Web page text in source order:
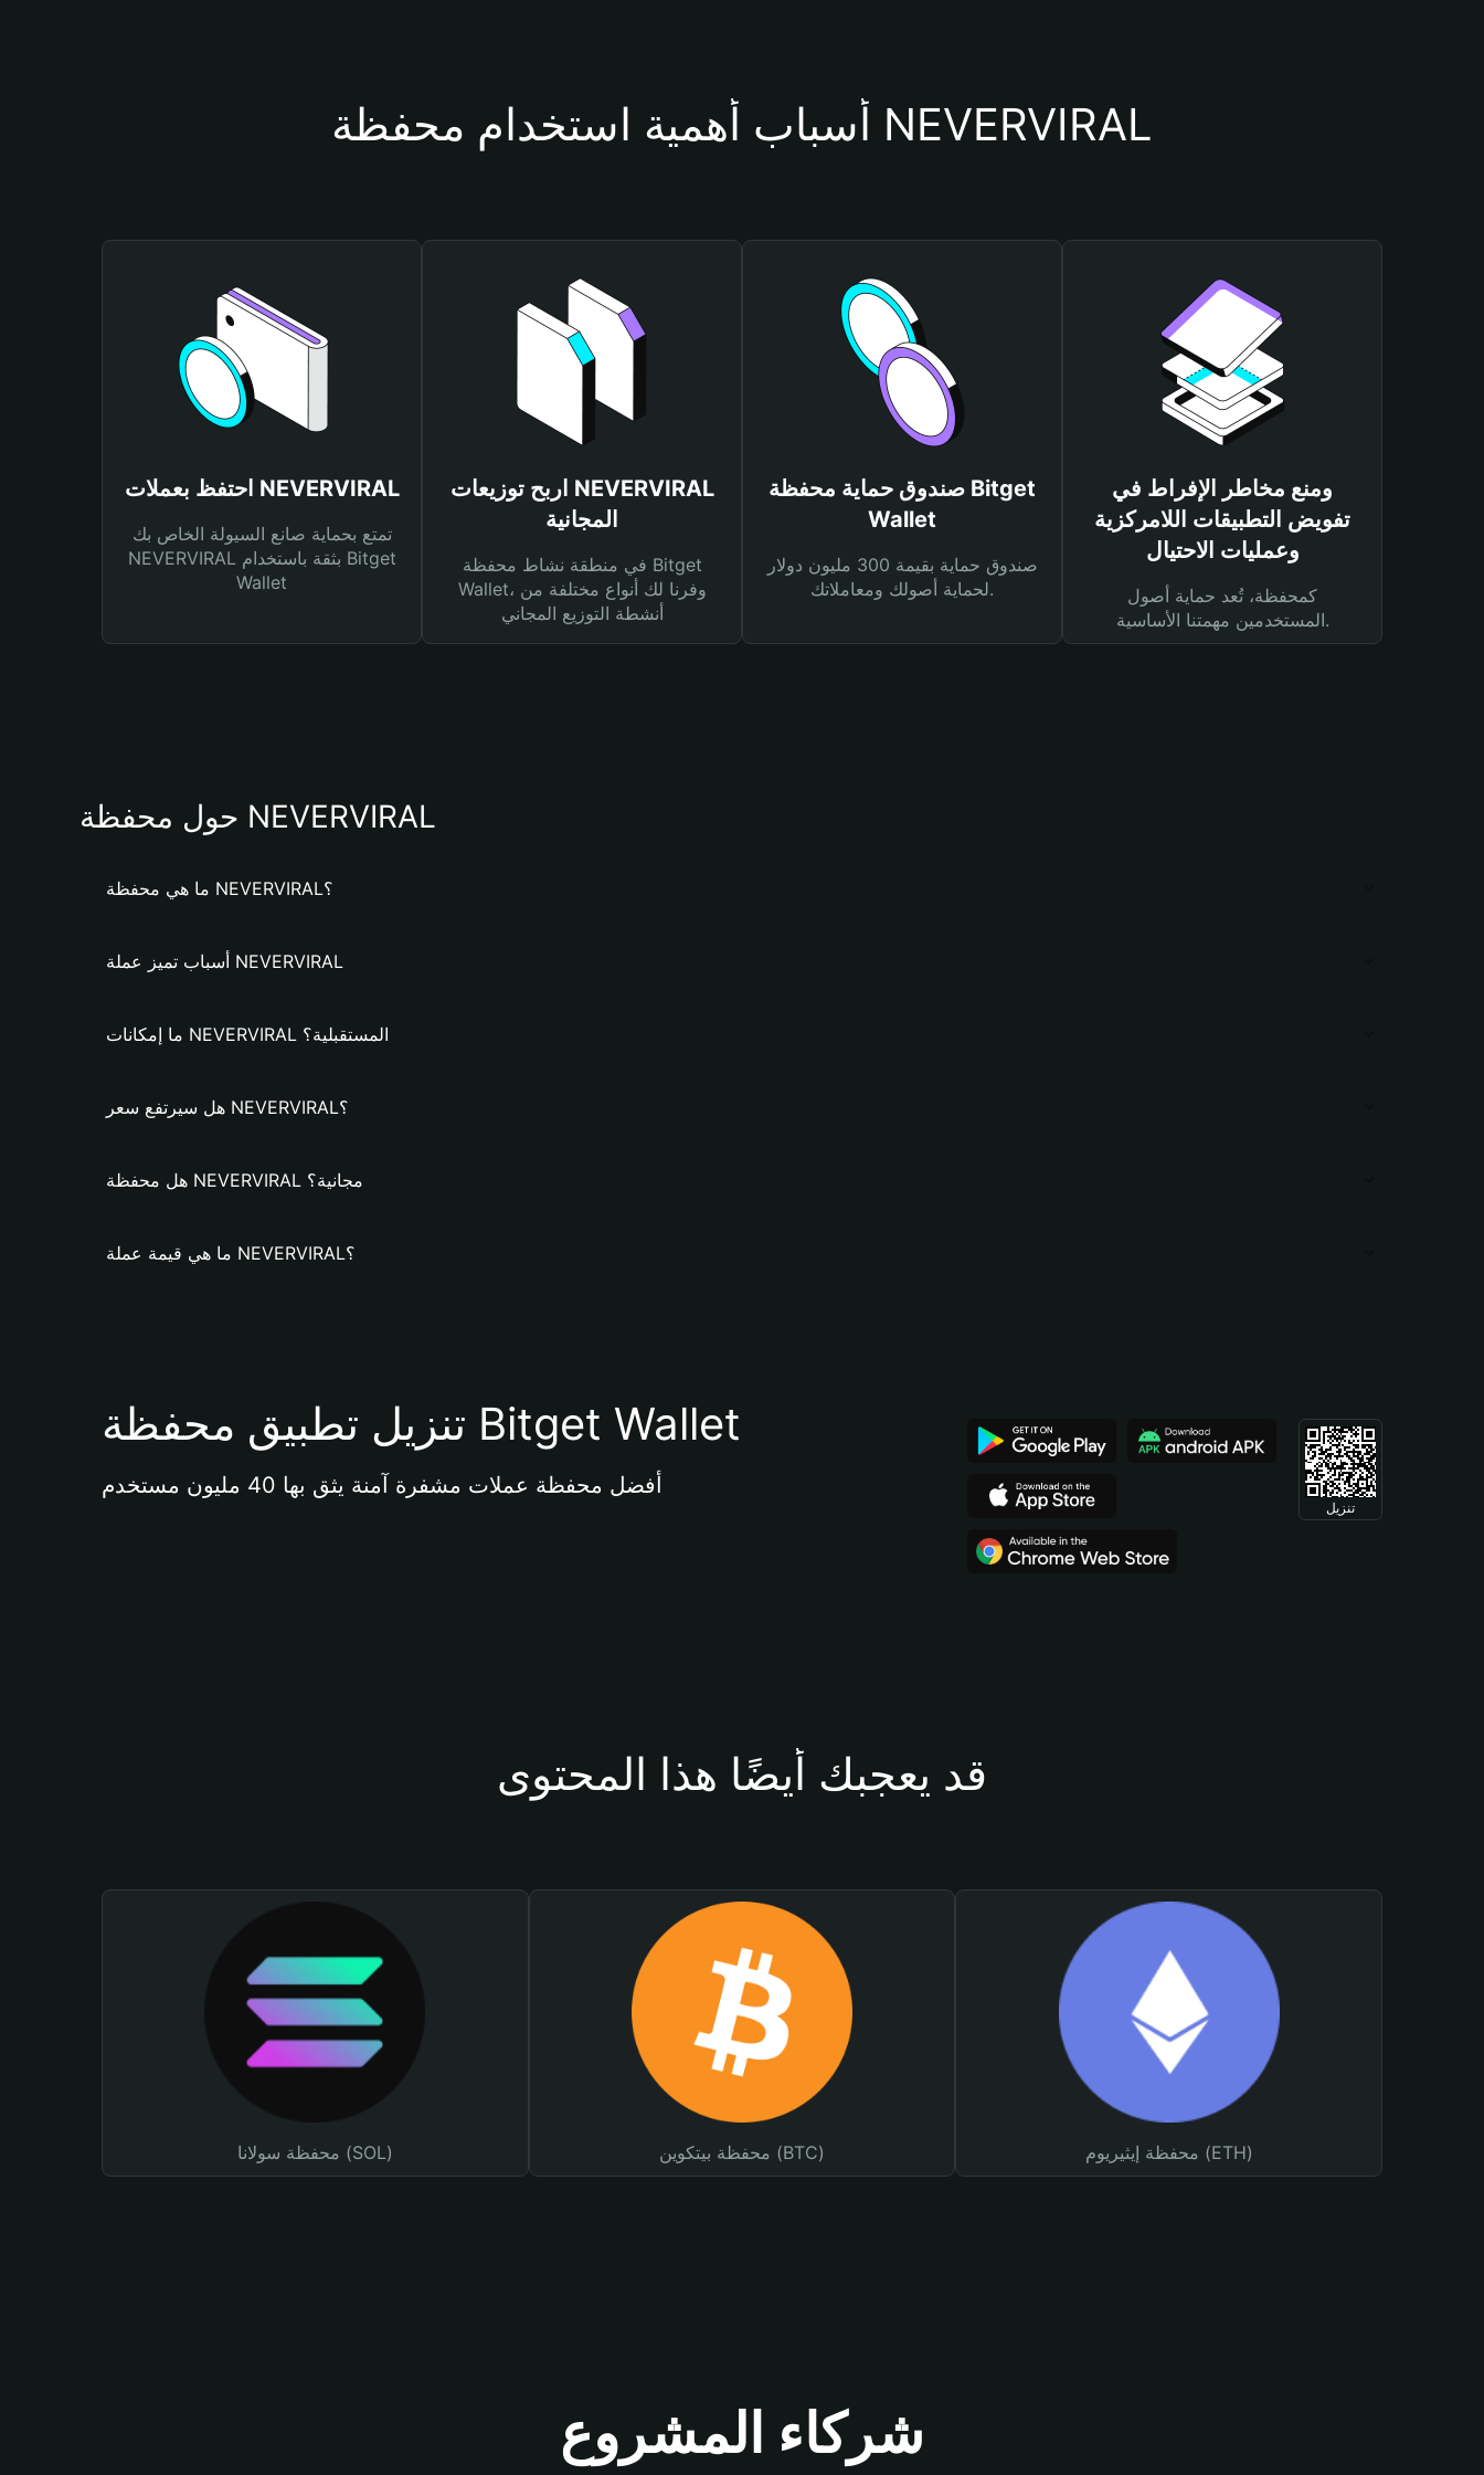
أسباب أهمية استخدام محفظة NEVERVIRAL
احتفظ بعملات NEVERVIRAL
تمتع بحماية صانع السيولة الخاص بك
NEVERVIRAL بثقة باستخدام Bitget
Wallet
اربح توزيعات NEVERVIRAL
المجانية
في منطقة نشاط محفظة Bitget
Wallet، وفرنا لك أنواع مختلفة من
أنشطة التوزيع المجاني
صندوق حماية محفظة Bitget
Wallet
صندوق حماية بقيمة 300 مليون دولار
لحماية أصولك ومعاملاتك.
ومنع مخاطر الإفراط في
تفويض التطبيقات اللامركزية
وعمليات الاحتيال
كمحفظة، تُعد حماية أصول
المستخدمين مهمتنا الأساسية.
حول محفظة NEVERVIRAL
ما هي محفظة NEVERVIRAL؟
أسباب تميز عملة NEVERVIRAL
ما إمكانات NEVERVIRAL المستقبلية؟
هل سيرتفع سعر NEVERVIRAL؟
هل محفظة NEVERVIRAL مجانية؟
ما هي قيمة عملة NEVERVIRAL؟
تنزيل تطبيق محفظة Bitget Wallet
أفضل محفظة عملات مشفرة آمنة يثق بها 40 مليون مستخدم
تنزيل
قد يعجبك أيضًا هذا المحتوى
محفظة سولانا (SOL) محفظة بيتكوين (BTC) محفظة إيثيريوم (ETH)
شركاء المشروع